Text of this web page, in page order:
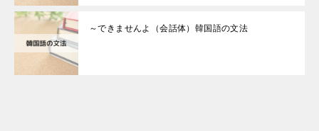
～できませんよ（会話体）韓国語の文法